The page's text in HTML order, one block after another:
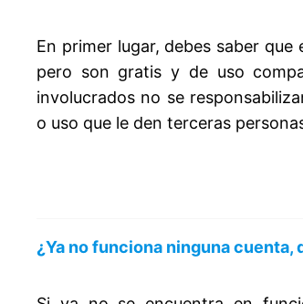
En primer lugar, debes saber que
pero son gratis y de uso
involucrados no se
o uso que le den terceras
¿Ya no funciona ninguna cuenta,